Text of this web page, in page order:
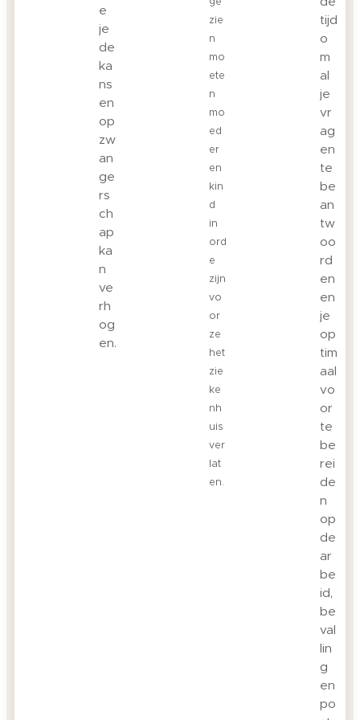
e
je
de
ka
ns
en
op
zw
an
ge
rs
ch
ap
ka
n
ve
rh
og
en.
zie
n
mo
ete
n
mo
ed
er
en
kin
d
in
ord
e
zijn
vo
or
ze
het
zie
ke
nh
uis
ver
lat
en.
tijd
o
m
al
je
vr
ag
en
te
be
an
tw
oo
rd
en
en
je
op
tim
aal
vo
or
te
be
rei
de
n
op
de
ar
be
id,
be
val
lin
g
en
po